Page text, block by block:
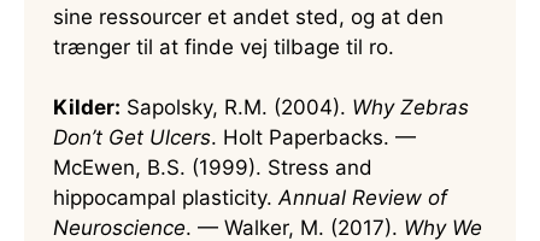
sine ressourcer et andet sted, og at den
trænger til at finde vej tilbage til ro.
Kilder: Sapolsky, R.M. (2004). Why Zebras
Don’t Get Ulcers. Holt Paperbacks. —
McEwen, B.S. (1999). Stress and
hippocampal plasticity.Annual Review of
Neuroscience. — Walker, M. (2017). Why We